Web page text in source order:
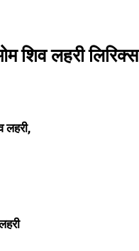
शिव लहरी लिरिक्स
लहरी,